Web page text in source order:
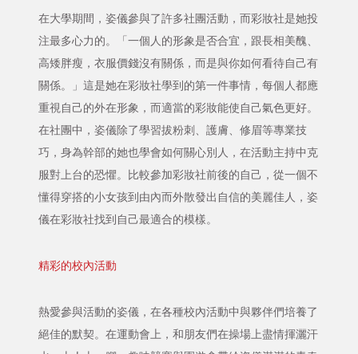
在大學期間，姿儀參與了許多社團活動，而彩妝社是她投
注最多心力的。「一個人的形象是否合宜，跟長相美醜、
高矮胖瘦，衣服價錢沒有關係，而是與你如何看待自己有
關係。」這是她在彩妝社學到的第一件事情，每個人都應
重視自己的外在形象，而適當的彩妝能使自己氣色更好。
在社團中，姿儀除了學習拔粉刺、護膚、修眉等專業技
巧，身為幹部的她也學會如何關心別人，在活動主持中克
服對上台的恐懼。比較參加彩妝社前後的自己，從一個不
懂得穿搭的小女孩到由內而外散發出自信的美麗佳人，姿
儀在彩妝社找到自己最適合的模樣。
精彩的校內活動
熱愛參與活動的姿儀，在各種校內活動中與夥伴們培養了
絕佳的默契。在運動會上，和朋友們在操場上盡情揮灑汗